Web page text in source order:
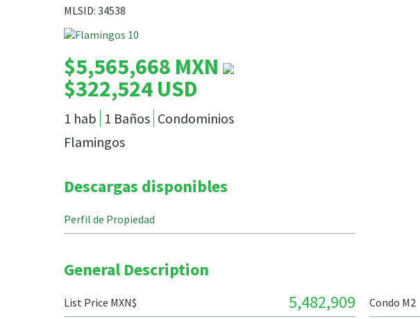
MLSID: 34538
$5,565,668 MXN
$322,524 USD
1 hab 1 Baños Condominios
Flamingos
Descargas disponibles
Perfil de Propiedad
General Description
List Price MXN$ 5,482,909 Condo M2